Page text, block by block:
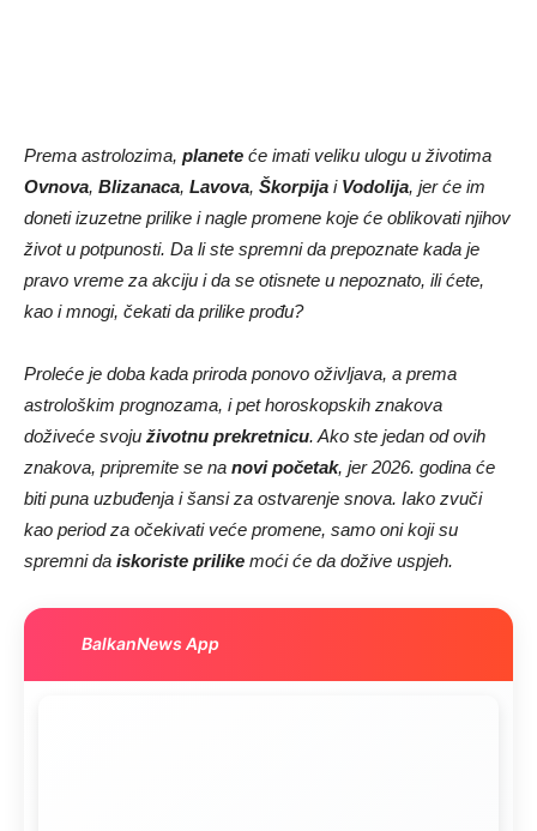
Prema astrolozima, planete će imati veliku ulogu u životima
Ovnova, Blizanaca, Lavova, Škorpija i Vodolija, jer će im
doneti izuzetne prilike i nagle promene koje će oblikovati njihov
život u potpunosti. Da li ste spremni da prepoznate kada je
pravo vreme za akciju i da se otisnete u nepoznato, ili ćete,
kao i mnogi, čekati da prilike prođu?
Proleće je doba kada priroda ponovo oživljava, a prema
astrološkim prognozama, i pet horoskopskih znakova
doživeće svoju životnu prekretnicu. Ako ste jedan od ovih
znakova, pripremite se na novi početak, jer 2026. godina će
biti puna uzbuđenja i šansi za ostvarenje snova. Iako zvuči
kao period za očekivati veće promene, samo oni koji su
spremni da iskoriste prilike moći će da dožive uspjeh.
BalkanNews App